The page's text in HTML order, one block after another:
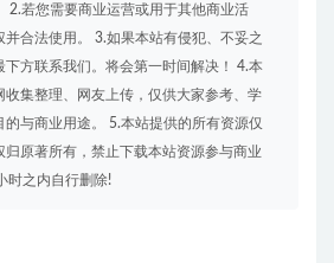
2.若您需要商业运营或用于其他商业活
合法使用。 3.如果本站有侵犯、不妥之
下方联系我们。将会第一时间解决！ 4.本
收集整理、网友上传，仅供大家参考、学
的与商业用途。 5.本站提供的所有资源仅
归原著所有，禁止下载本站资源参与商业
时之内自行删除!